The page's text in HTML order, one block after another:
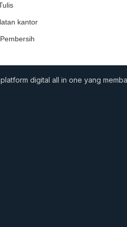
kantor
digital all in one yang